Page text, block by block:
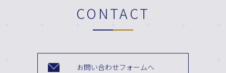
CONTACT
お問い合わせフォームへ